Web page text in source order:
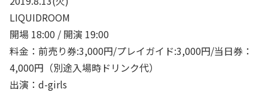
LIQUIDROOM
開場 18:00 / 開演 19:00
料金：前売り券:3,000円/プレイガイド:3,000円/当日券：
4,000円（別途入場時ドリンク代）
出演：d-girls